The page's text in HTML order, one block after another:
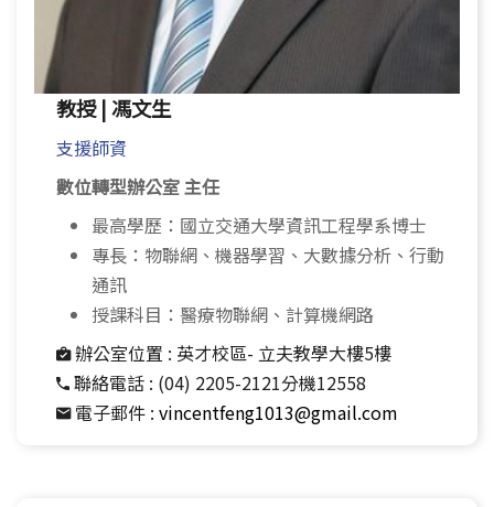
教授 | 馮文生
支援師資
數位轉型辦公室 主任
最高學歷：國立交通大學資訊工程學系博士
專長：物聯網、機器學習、大數據分析、行動
通訊
授課科目：醫療物聯網、計算機網路
辦公室位置 : 英才校區- 立夫教學大樓5樓
聯絡電話 : (04) 2205-2121分機12558
電子郵件 : vincentfeng1013@gmail.com